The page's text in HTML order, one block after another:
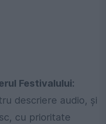
Festivalului:
descriere audio, și
cu prioritate